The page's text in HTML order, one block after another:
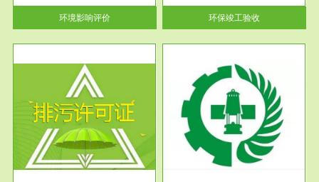
环境影响评价
告书、...
环保竣工验收
服务范围
应急预案
根据《中华人民共和国环境保护
法》第十九条 企业事业单位应